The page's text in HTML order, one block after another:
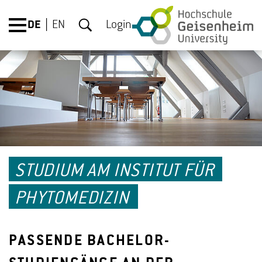
DE EN Login
STUDIUM AM INSTITUT FÜR
PHYTOMEDIZIN
PASSENDE BACHELOR-